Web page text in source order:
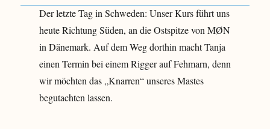
Der letzte Tag in Schweden: Unser Kurs führt uns
heute Richtung Süden, an die Ostspitze von MØN
in Dänemark. Auf dem Weg dorthin macht Tanja
einen Termin bei einem Rigger auf Fehmarn, denn
wir möchten das „Knarren“ unseres Mastes
begutachten lassen.